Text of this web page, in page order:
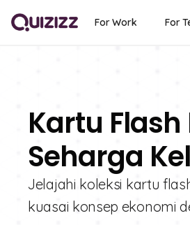
For Work For
Kartu
Seharga
Jelajahi koleksi kartu
kuasai konsep ekonomi